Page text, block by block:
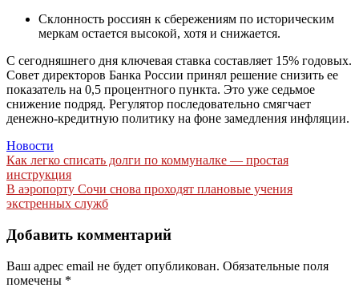
Склонность россиян к сбережениям по историческим
меркам остается высокой, хотя и снижается.
С сегодняшнего дня ключевая ставка составляет 15% годовых.
Совет директоров Банка России принял решение снизить ее
показатель на 0,5 процентного пункта. Это уже седьмое
снижение подряд. Регулятор последовательно смягчает
денежно-кредитную политику на фоне замедления инфляции.
Новости
Навигация
по
записям
Как легко списать долги по коммуналке — простая
инструкция
В аэропорту Сочи снова проходят плановые учения
экстренных служб
Добавить комментарий
Ваш адрес email не будет опубликован. Обязательные поля
помечены *